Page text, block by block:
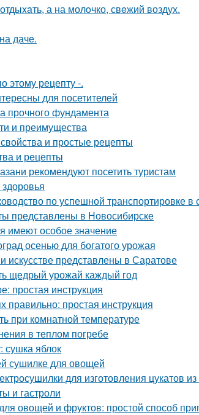
а на молoчко, свeжий воздух.
даче.
этому рецепту -.
для посетителей
прочного фундамента
и преимущества
и простые рецепты
и рецепты
рекомендуют посетить туристам
по успешной транспортировке в
представлены в Новосибирске
имеют особое значение
осенью для богатого урожая
искусстве представлены в Саратове
щедрый урожай каждый год
простая инструкция
простая инструкция
при комнатной температуре
в теплом погребе
сушка яблок
сушилке для овощей
для изготовления цукатов из
и гастроли
овощей и фруктов: простой способ